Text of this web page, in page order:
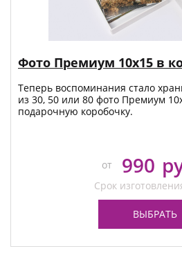
Фото Премиум 10х15 в
Теперь воспоминания стало
из 30, 50 или 80 фото Премиум
подарочную коробочку.
от 990
Срок
ВЫБРАТЬ